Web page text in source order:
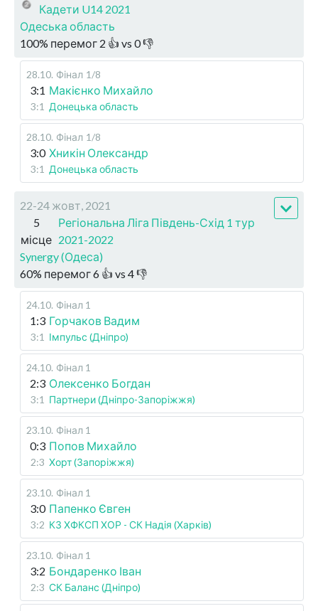
Кадети U14 2021
Одеська область
100% перемог 2 👍 vs 0👎
28.10. Фінал 1/8
3:1 Макієнко Михайло
3:1 Донецька область
28.10. Фінал 1/8
3:0 Хникін Олександр
3:1 Донецька область
22-24 жовт, 2021
5
місце
Регіональна Ліга Південь-Схід 1 тур
2021-2022
Synergy (Одеса)
60% перемог6 👍 vs 4👎
24.10. Фінал 1
1:3 Горчаков Вадим
3:1 Імпульс (Дніпро)
24.10. Фінал 1
2:3 Олексенко Богдан
3:1 Партнери (Дніпро-Запоріжжя)
23.10. Фінал 1
0:3 Попов Михайло
2:3 Хорт (Запоріжжя)
23.10. Фінал 1
3:0 Папенко Євген
3:2 КЗ ХФКСП ХОР - СК Надія (Харків)
23.10. Фінал 1
3:2 Бондаренко Іван
2:3 СК Баланс (Дніпро)